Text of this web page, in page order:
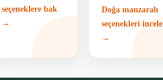
seçeneklere bak
→
Doğa manzaralı
seçenekleri incele
→